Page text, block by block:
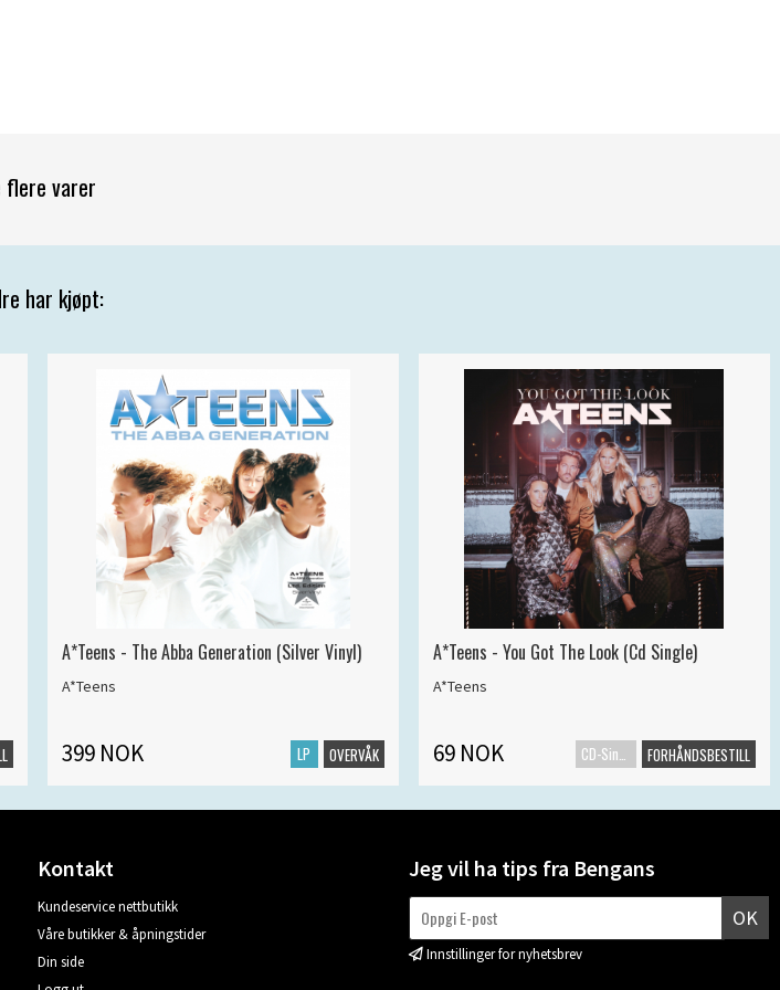
flere varer
har kjøpt:
A*Teens - The Abba Generation (Silver Vinyl)
A*Teens
399 NOK LP OVERVÅK
A*Teens - You Got The Look (Cd Single)
A*Teens
69 NOK CD-Singel FORHÅNDSBESTILL
Kontakt
Kundeservice nettbutikk
Våre butikker & åpningstider
Din side
Jeg vil ha tips fra Bengans
OK
Innstillinger for nyhetsbrev